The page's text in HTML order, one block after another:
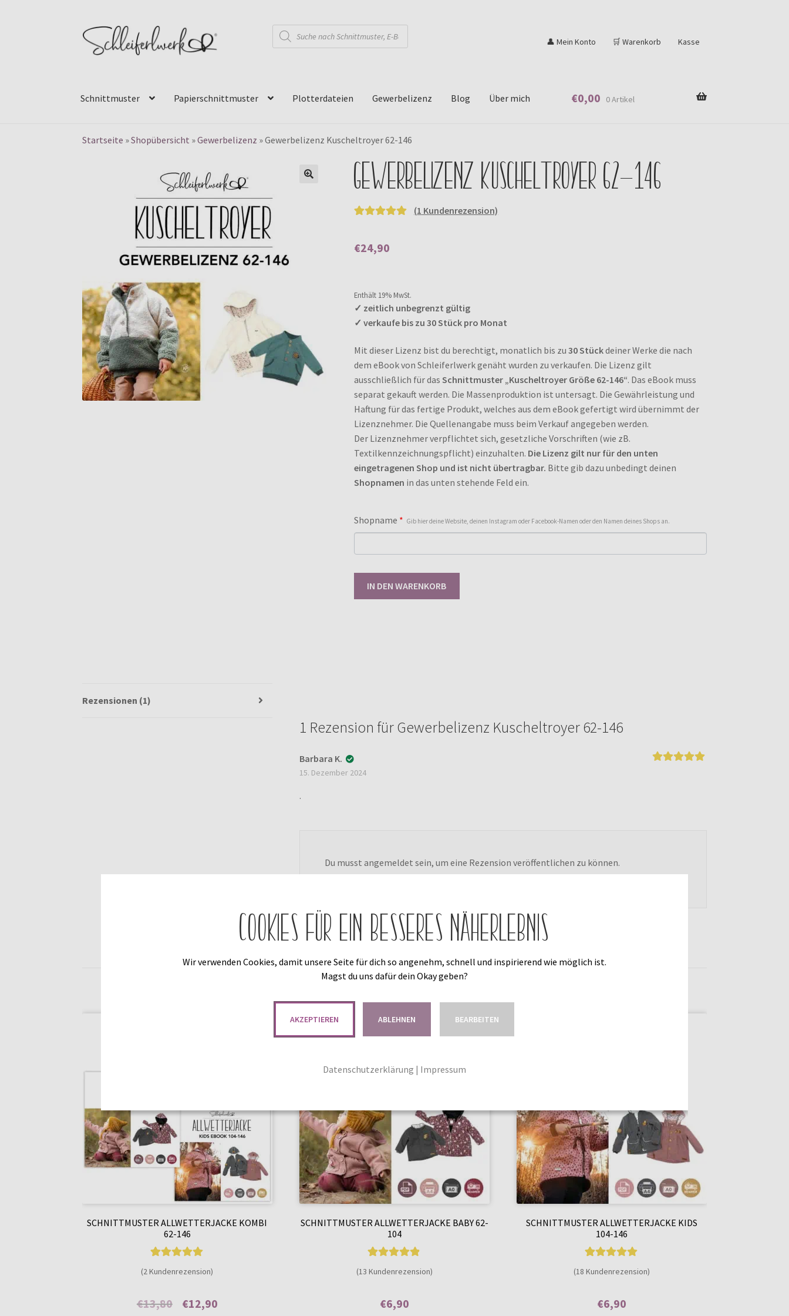
Zur
Navigation
Zum
Inhalt
👤 Mein Konto 🛒 Warenkorb Kasse
Products
search
Schnittmuster Papierschnittmuster Plotterdateien Gewerbelizenz Blog Über mich €0,00 0 Artikel
Startseite »Shopübersicht »Gewerbelizenz »Gewerbelizenz Kuscheltroyer 62-146
Gewerbelizenz Kuscheltroyer 62-146
basierend auf
(1 Kundenrezension)
€24,90
Enthält 19% MwSt.
✓ zeitlich unbegrenzt gültig
✓ verkaufe bis zu 30 Stück pro Monat
Mit dieser Lizenz bist du berechtigt, monatlich bis zu 30 Stückdeiner Werke die nach
dem eBook von Schleiferlwerk genäht wurden zu verkaufen. Die Lizenz gilt
ausschließlich für das Schnittmuster „Kuscheltroyer Größe 62-146“. Das eBook muss
separat gekauft werden. Die Massenproduktion ist untersagt. Die Gewährleistung und
Haftung für das fertige Produkt, welches aus dem eBook gefertigt wird übernimmt der
Lizenznehmer. Die Quellenangabe muss beim Verkauf angegeben werden.
Der Lizenznehmer verpflichtet sich, gesetzliche Vorschriften (wie zB.
Textilkennzeichnungspflicht) einzuhalten. Die Lizenz gilt nur für den unten
eingetragenen Shop und ist nicht übertragbar. Bitte gib dazu unbedingt deinen
Shopnamen in das unten stehende Feld ein.
Shopname * Gib hier deine Website, deinen Instagram oder Facebook-Namen oder den Namen deines Shops an.
IN DEN WARENKORB
Rezensionen (1)
1 Rezension fürGewerbelizenz Kuscheltroyer 62-146
Barbara K.
15. Dezember 2024
.
Du musst angemeldet sein, um eine Rezension veröffentlichen zu können.
SCHNITTMUSTER ALLWETTERJACKE KOMBI
62-146
Kundenbewer
(2 Kundenrezension)
€13,80
Ursprünglicher
€12,90
SCHNITTMUSTER ALLWETTERJACKE BABY 62-
104
Kundenbewe
(13 Kundenrezension)
€6,90
SCHNITTMUSTER ALLWETTERJACKE KIDS
104-146
Kundenbewer
(18 Kundenrezension)
€6,90
Cookies für ein besseres Näherlebnis
Wir verwenden Cookies, damit unsere Seite für dich so angenehm, schnell und inspirierend wie möglich ist.
Magst du uns dafür dein Okay geben?
AKZEPTIEREN ABLEHNEN BEARBEITEN
Datenschutzerklärung | Impressum